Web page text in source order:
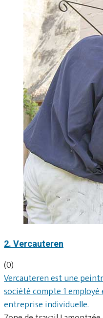
2. Vercauteren
(0)
Vercauteren est une
société compte 1
entreprise individuelle.